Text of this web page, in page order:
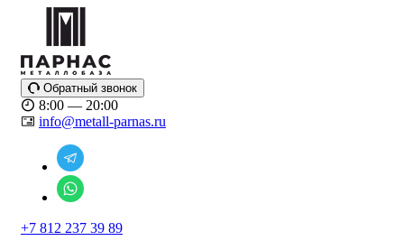
Обратный звонок
8:00 — 20:00
info@metall-parnas.ru
+7 812 237 39 89